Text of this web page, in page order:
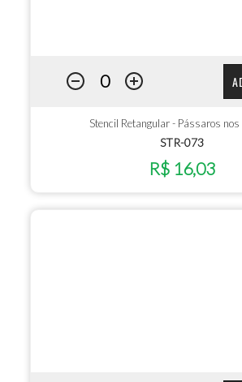
Stencil Retangular - Pássaros
STR-073
R$ 16,03